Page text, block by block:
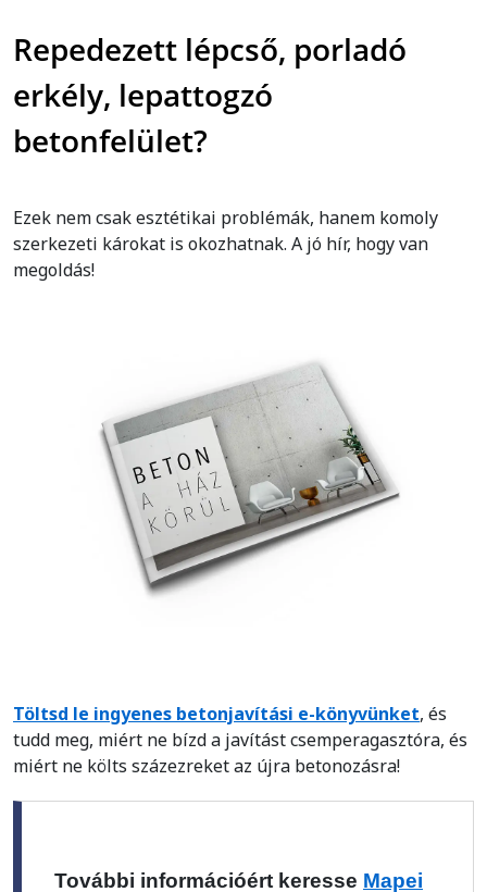
Repedezett lépcső, porladó
erkély, lepattogzó
betonfelület?
Ezek nem csak esztétikai problémák, hanem komoly
szerkezeti károkat is okozhatnak. A jó hír, hogy van
megoldás!
Töltsd le ingyenes betonjavítási e-könyvünket, és
tudd meg, miért ne bízd a javítást csemperagasztóra, és
miért ne költs százezreket az újra betonozásra!
További információért keresse Mapei